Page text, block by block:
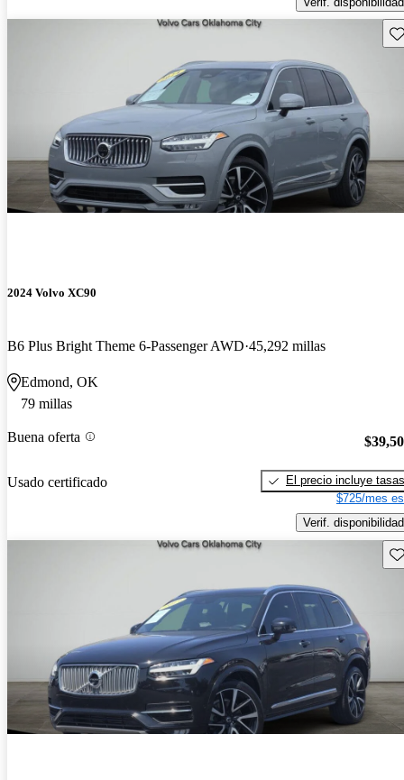
2024 Volvo XC90
B6 Plus Bright Theme 6-Passenger AWD 45,292 millas
Edmond, OK
79 millas
Buena oferta
Usado certificado
El precio incluye tasas
$725/mes
Verif. disponibilidad